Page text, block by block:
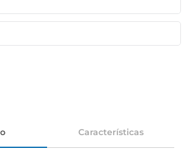
Características